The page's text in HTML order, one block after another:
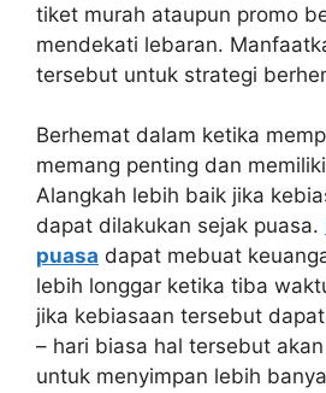
tiket murah ataupun promo
mendekati lebaran.
tersebut untuk strategi
Berhemat dalam ketika
memang penting dan
Alangkah lebih baik jika
dapat dilakukan sejak puasa.
puasa dapat mebuat
lebih longgar ketika tiba
jika kebiasaan tersebut
– hari biasa hal tersebut
untuk menyimpan lebih